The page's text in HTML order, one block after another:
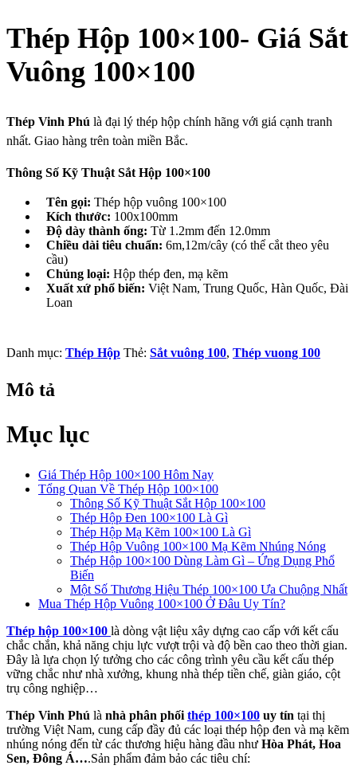
Thép Hộp 100×100- Giá Sắt
Vuông 100×100
Thép Vinh Phú là đại lý thép hộp chính hãng với giá cạnh tranh
nhất. Giao hàng trên toàn miền Bắc.
Thông Số Kỹ Thuật Sắt Hộp 100×100
Tên gọi: Thép hộp vuông 100×100
Kích thước: 100x100mm
Độ dày thành ống: Từ 1.2mm đến 12.0mm
Chiều dài tiêu chuẩn: 6m,12m/cây (có thể cắt theo yêu
cầu)
Chủng loại: Hộp thép đen, mạ kẽm
Xuất xứ phổ biến: Việt Nam, Trung Quốc, Hàn Quốc, Đài
Loan
Danh mục: Thép Hộp Thẻ: Sắt vuông 100, Thép vuong 100
Mô tả
Mục lục
Giá Thép Hộp 100×100 Hôm Nay
Tổng Quan Về Thép Hộp 100×100
Thông Số Kỹ Thuật Sắt Hộp 100×100
Thép Hộp Đen 100×100 Là Gì
Thép Hộp Mạ Kẽm 100×100 Là Gì
Thép Hộp Vuông 100×100 Mạ Kẽm Nhúng Nóng
Thép Hộp 100×100 Dùng Làm Gì – Ứng Dụng Phổ
Biến
Một Số Thương Hiệu Thép 100×100 Ưa Chuộng Nhất
Mua Thép Hộp Vuông 100×100 Ở Đâu Uy Tín?
Thép hộp 100×100 là dòng vật liệu xây dựng cao cấp với kết cấu
chắc chắn, khả năng chịu lực vượt trội và độ bền cao theo thời gian.
Đây là lựa chọn lý tưởng cho các công trình yêu cầu kết cấu thép
vững chắc như nhà xưởng, khung nhà thép tiền chế, giàn giáo, cột
trụ công nghiệp…
Thép Vinh Phú là nhà phân phối thép 100×100 uy tín tại thị
trường Việt Nam, cung cấp đầy đủ các loại thép hộp đen và mạ kẽm
nhúng nóng đến từ các thương hiệu hàng đầu như Hòa Phát, Hoa
Sen, Đông Á….Sản phẩm đảm bảo các tiêu chí: